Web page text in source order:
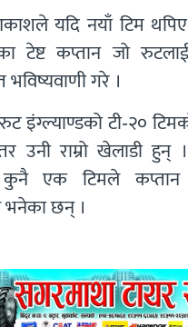
यदि नयाँ टिम
टेष्ट कप्तान जो
गरे ।
इंग्ल्याण्डको टी-२०
उनी राम्रो खेलाडी
एक टिमले कप्तान
छन् ।